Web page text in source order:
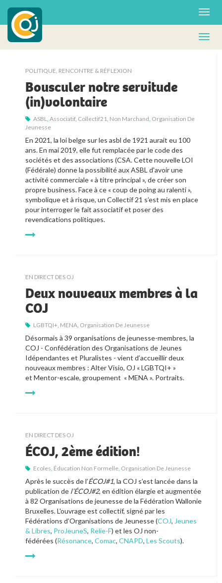
POLITIQUE RENCONTRE & RÉFLEXION
Bousculer notre servitude
(in)volontaire
ASBL ,Associatif, Collectif21 Non Marchand Organisation De
Jeunesse
En 2021, la loi belge sur les asbl de 1921 aurait eu 100
ans. En mai 2019, elle fut remplacée par le code des
sociétés et des associations (CSA. Cette nouvelle LOI
(Fédérale) donne la possibilité aux ASBL d'avoir une
activité commerciale « à titre principal », de créer son
propre business. Face à ce « coup de poing au ralenti »,
symbolique et à risque, un Collectif 21 s’est mis en place
pour interroger le fait associatif et poser des
revendications politiques.
EN DIRECT DES OJ
Deux nouveaux membres à la
COJ
LGBTQI+ MENA Organisation De Jeunesse
Désormais à 39 organisations de jeunesse-membres, la
COJ - Confédération des Organisations de Jeunes
Idépendantes et Pluralistes - vient d’accueillir deux
nouveaux membres : Alter Visio, OJ « LGBTQI+ »
et Mentor-escale, groupement « MENA ». Portraits.
EN DIRECT DES OJ
ÉCOJ, 2ème édition!
Ecoles Éducation Non Formelle Organisation De Jeunesse
Après le succès de l’ÉCOJ#1, la COJ s’est lancée dans la
publication de l’ÉCOJ#2, en édition élargie et augmentée
à 82 Organisations de jeunesse de la Fédération Wallonie
Bruxelles. L'ouvrage est collectif, signé par les
Fédérations d’Organisations de Jeunesse (COJ, Jeunes
& Libres, ProJeuneS, Relie-F) et les OJ non-
fédérées (Résonance, Comac, CNAPD, Les Scouts).